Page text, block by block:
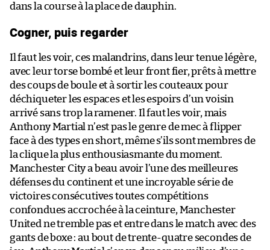
dans la course à la place de dauphin.
Cogner, puis regarder
Il faut les voir, ces malandrins, dans leur tenue légère,
avec leur torse bombé et leur front fier, prêts à mettre
des coups de boule et à sortir les couteaux pour
déchiqueter les espaces et les espoirs d’un voisin
arrivé sans trop la ramener. Il faut les voir, mais
Anthony Martial n’est pas le genre de mec à flipper
face à des types en short, même s’ils sont membres de
la clique la plus enthousiasmante du moment.
Manchester City a beau avoir l’une des meilleures
défenses du continent et une incroyable série de
victoires consécutives toutes compétitions
confondues accrochée à la ceinture, Manchester
United ne tremble pas et entre dans le match avec des
gants de boxe : au bout de trente-quatre secondes de